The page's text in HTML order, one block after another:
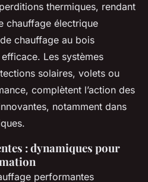
thermiques, rendant
chauffage électrique
chauffage au bois
Les systèmes
solaires, volets ou
complètent l’action des
notamment dans
: dynamiques pour
performantes